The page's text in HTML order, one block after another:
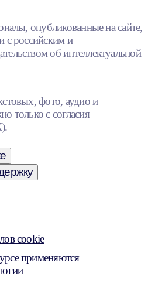
опубликованные на сайте,
с российским и
об интеллектуальной
фото, аудио и
только с согласия
cookie
применяются